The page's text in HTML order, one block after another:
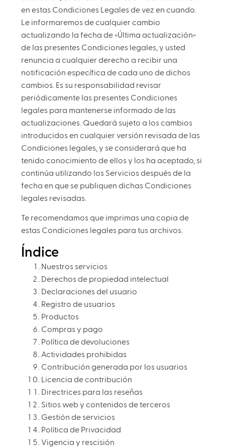
en estas Condiciones Legales de vez en cuando.
Le informaremos de cualquier cambio
actualizando la fecha de «Última actualización»
de las presentes Condiciones legales, y usted
renuncia a cualquier derecho a recibir una
notificación específica de cada uno de dichos
cambios. Es su responsabilidad revisar
periódicamente las presentes Condiciones
legales para mantenerse informado de las
actualizaciones. Quedará sujeto a los cambios
introducidos en cualquier versión revisada de las
Condiciones legales, y se considerará que ha
tenido conocimiento de ellos y los ha aceptado, si
continúa utilizando los Servicios después de la
fecha en que se publiquen dichas Condiciones
legales revisadas.
Te recomendamos que imprimas una copia de
estas Condiciones legales para tus archivos.
Índice
Nuestros servicios
Derechos de propiedad intelectual
Declaraciones del usuario
Registro de usuarios
Productos
Compras y pago
Política de devoluciones
Actividades prohibidas
Contribución generada por los usuarios
Licencia de contribución
Directrices para las reseñas
Sitios web y contenidos de terceros
Gestión de servicios
Política de Privacidad
Vigencia y rescisión